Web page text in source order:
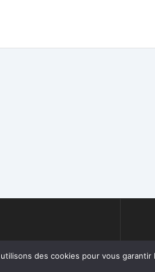
des cookies pour vous